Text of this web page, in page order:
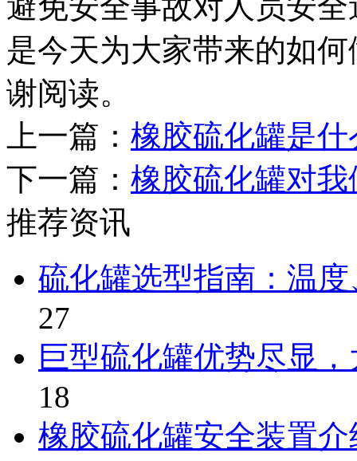
是今天为大家带来的如何
谢阅读。
上一篇： 橡胶硫化罐是什
下一篇： 橡胶硫化罐对
推荐资讯
硫化罐选型指南：温
27
巨型硫化罐优势尽显
18
橡胶硫化罐安全装置介